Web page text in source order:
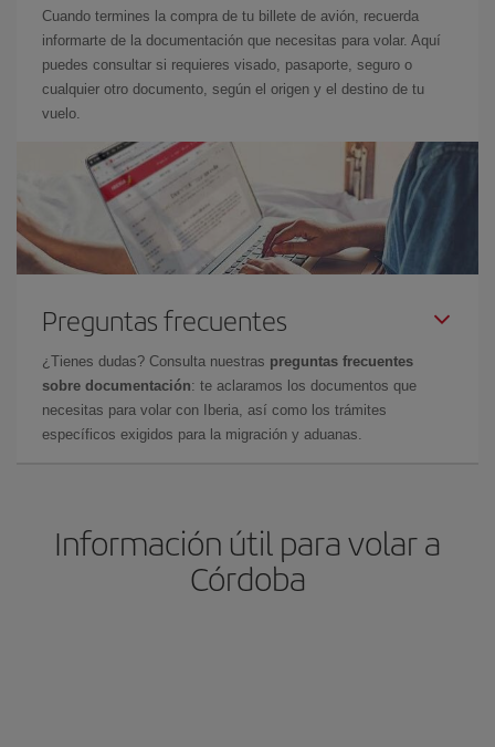
Cuando termines la compra de tu billete de avión, recuerda
informarte de la documentación que necesitas para volar. Aquí
puedes consultar si requieres visado, pasaporte, seguro o
cualquier otro documento, según el origen y el destino de tu
vuelo.
Preguntas frecuentes
¿Tienes dudas? Consulta nuestras preguntas frecuentes
sobre documentación: te aclaramos los documentos que
necesitas para volar con Iberia, así como los trámites
específicos exigidos para la migración y aduanas.
Información útil para volar a
Córdoba